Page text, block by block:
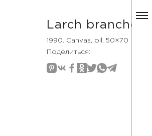
Larch branches
1990. Canvas, oil, 50×70
Поделиться: